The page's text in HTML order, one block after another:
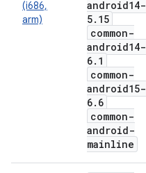
(i686,
arm)
android14-
5. 15
common-
android14-
6. 1
common-
android15-
6. 6
common-
android-
mainline